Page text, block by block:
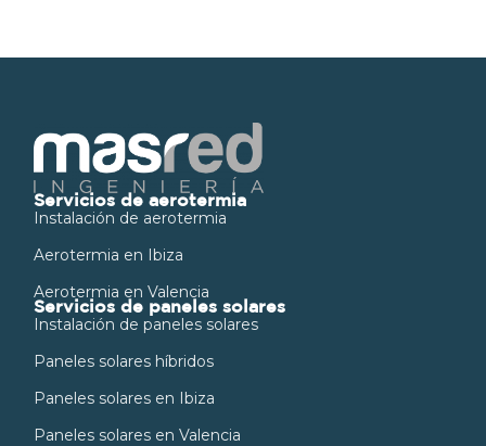
Servicios de aerotermia
Instalación de aerotermia
Aerotermia en Ibiza
Aerotermia en Valencia
Servicios de paneles solares
Instalación de paneles solares
Paneles solares híbridos
Paneles solares en Ibiza
Paneles solares en Valencia